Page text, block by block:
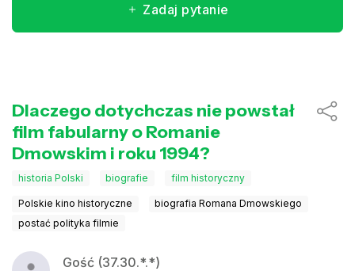
Zadaj pytanie
Dlaczego dotychczas nie powstał
film fabularny o Romanie
Dmowskim i roku 1994?
historia Polski biografie film historyczny
Polskie kino historyczne
biografia Romana Dmowskiego
postać polityka filmie
Gość (37.30.*.*)